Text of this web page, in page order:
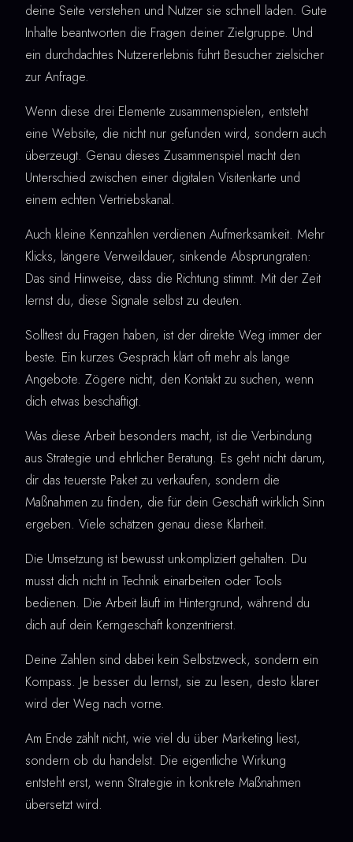
deine Seite verstehen und Nutzer sie schnell laden. Gute
Inhalte beantworten die Fragen deiner Zielgruppe. Und
ein durchdachtes Nutzererlebnis führt Besucher zielsicher
zur Anfrage.
Wenn diese drei Elemente zusammenspielen, entsteht
eine Website, die nicht nur gefunden wird, sondern auch
überzeugt. Genau dieses Zusammenspiel macht den
Unterschied zwischen einer digitalen Visitenkarte und
einem echten Vertriebskanal.
Auch kleine Kennzahlen verdienen Aufmerksamkeit. Mehr
Klicks, längere Verweildauer, sinkende Absprungraten:
Das sind Hinweise, dass die Richtung stimmt. Mit der Zeit
lernst du, diese Signale selbst zu deuten.
Solltest du Fragen haben, ist der direkte Weg immer der
beste. Ein kurzes Gespräch klärt oft mehr als lange
Angebote. Zögere nicht, den Kontakt zu suchen, wenn
dich etwas beschäftigt.
Was diese Arbeit besonders macht, ist die Verbindung
aus Strategie und ehrlicher Beratung. Es geht nicht darum,
dir das teuerste Paket zu verkaufen, sondern die
Maßnahmen zu finden, die für dein Geschäft wirklich Sinn
ergeben. Viele schätzen genau diese Klarheit.
Die Umsetzung ist bewusst unkompliziert gehalten. Du
musst dich nicht in Technik einarbeiten oder Tools
bedienen. Die Arbeit läuft im Hintergrund, während du
dich auf dein Kerngeschäft konzentrierst.
Deine Zahlen sind dabei kein Selbstzweck, sondern ein
Kompass. Je besser du lernst, sie zu lesen, desto klarer
wird der Weg nach vorne.
Am Ende zählt nicht, wie viel du über Marketing liest,
sondern ob du handelst. Die eigentliche Wirkung
entsteht erst, wenn Strategie in konkrete Maßnahmen
übersetzt wird.